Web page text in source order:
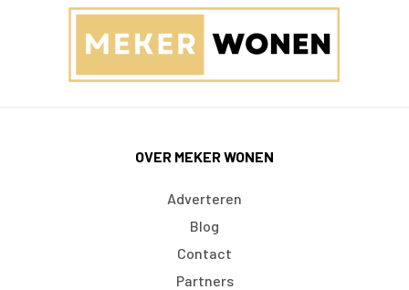
OVER MEKER WONEN
Adverteren
Blog
Contact
Partners